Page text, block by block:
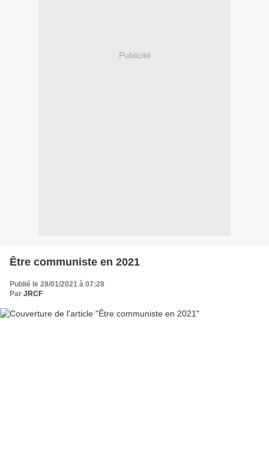
Publicité
Être communiste en 2021
Publié le 28/01/2021 à 07:28
Par JRCF